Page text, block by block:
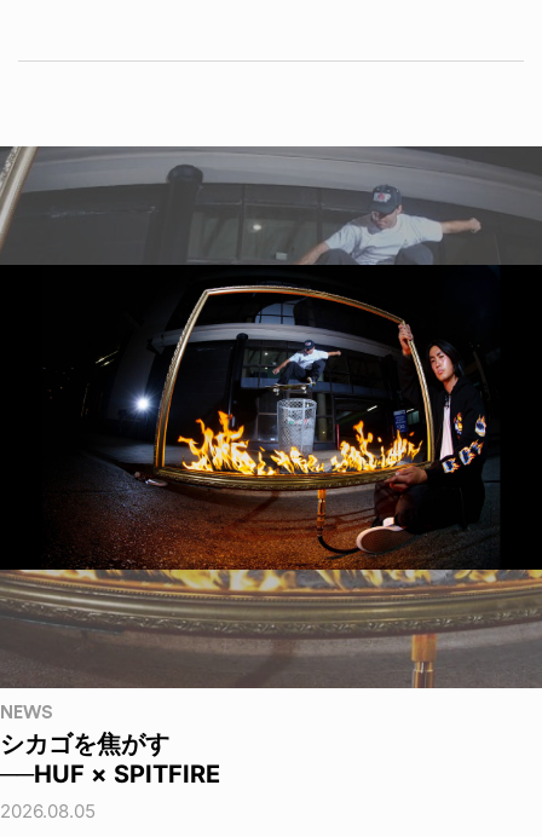
NEWS
シカゴを焦がす
──HUF × SPITFIRE
2026.08.05